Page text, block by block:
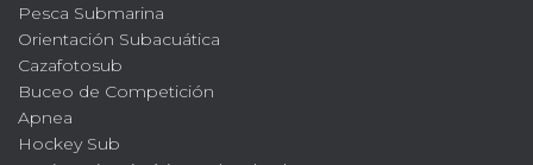
Pesca Submarina
Orientación Subacuática
Cazafotosub
Buceo de Competición
Apnea
Hockey Sub